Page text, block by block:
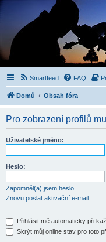
Smartfeed FAQ
Domů Obsah fóra
Pro zobrazení profilů
Uživatelské jméno:
Heslo:
Zapomněl(a) jsem heslo
Znovu poslat aktivační e-mail
Přihlásit mě automaticky při
Skrýt můj online stav pro toto